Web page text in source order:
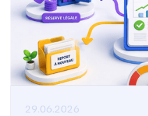
29.06.2026